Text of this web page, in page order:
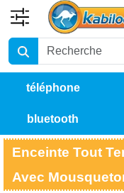
téléphone
bluetooth
Enceinte Tout
Avec